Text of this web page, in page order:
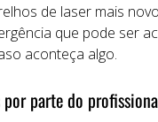
de laser mais
que pode ser
aconteça algo.
parte do